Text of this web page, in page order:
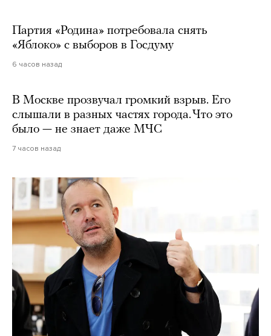
Партия «Родина» потребовала снять
«Яблоко» с выборов в Госдуму
6 часов назад
В Москве прозвучал громкий взрыв. Его
слышали в разных частях города. Что это
было — не знает даже МЧС
7 часов назад